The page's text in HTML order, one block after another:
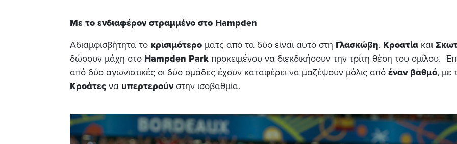
Με το ενδιαφέρον στραμμένο στο Hampden
Αδιαμφισβήτητα το κρισιμότερο ματς από τα δύο είναι αυτό στη Γλασκώβη. Κροατία και
δώσουν μάχη στο Hampden Park προκειμένου να διεκδικήσουν την τρίτη θέση του ομίλου.
από δύο αγωνιστικές οι δύο ομάδες έχουν καταφέρει να μαζέψουν μόλις από έναν βαθμό, με
Κροάτες να υπερτερούν στην ισοβαθμία.